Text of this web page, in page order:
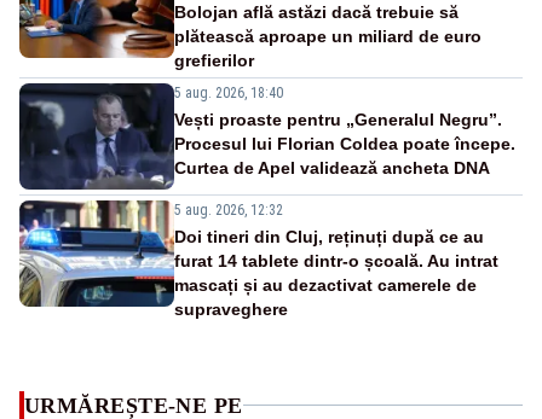
Bolojan află astăzi dacă trebuie să
plătească aproape un miliard de euro
grefierilor
5 aug. 2026, 18:40
Vești proaste pentru „Generalul Negru”.
Procesul lui Florian Coldea poate începe.
Curtea de Apel validează ancheta DNA
5 aug. 2026, 12:32
Doi tineri din Cluj, reținuți după ce au
furat 14 tablete dintr-o școală. Au intrat
mascați și au dezactivat camerele de
supraveghere
URMĂREȘTE-NE PE